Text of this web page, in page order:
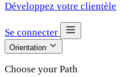
Développez votre clientèle
Se connecter
Orientation
Choose your Path